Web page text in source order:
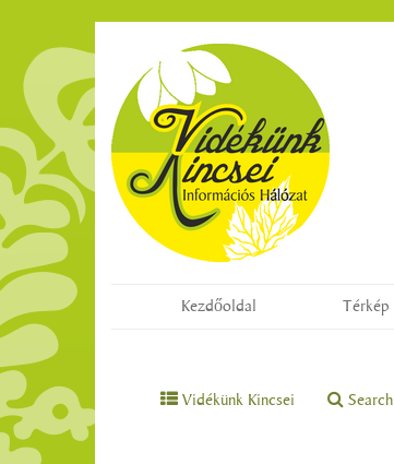
Kezdőoldal Térkép
Vidékünk Kincsei Search